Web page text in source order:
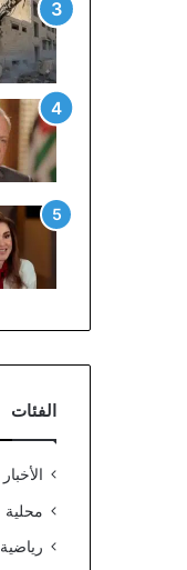
الفئات
الأخبار
محلية
رياضية